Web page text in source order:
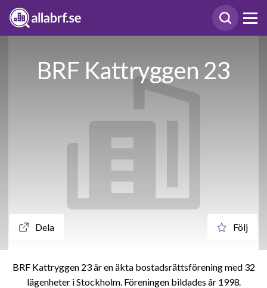
BRF Kattryggen 23
Dela Följ
BRF Kattryggen 23 är en äkta bostadsrättsförening med 32
lägenheter i Stockholm. Föreningen bildades år 1998